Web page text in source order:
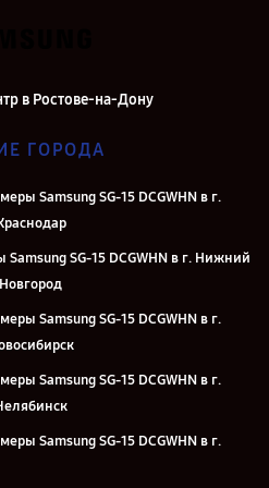
в Ростове-на-Дону
ГОРОДА
Samsung SG-15 DCGWHN в г.
SG-15 DCGWHN в г. Нижний
Новгород
Samsung SG-15 DCGWHN в г.
Samsung SG-15 DCGWHN в г.
Samsung SG-15 DCGWHN в г.